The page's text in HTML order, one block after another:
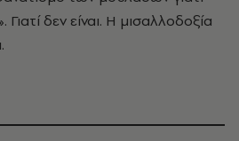
Γιατί δεν είναι. H μισαλλοδοξία